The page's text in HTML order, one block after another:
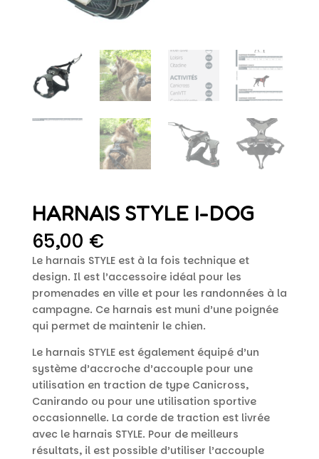
HARNAIS STYLE I-DOG
65,00 €
Le harnais STYLE est à la fois technique et
design. Il est l’accessoire idéal pour les
promenades en ville et pour les randonnées à la
campagne. Ce harnais est muni d’une poignée
qui permet de maintenir le chien.
Le harnais STYLE est également équipé d’un
système d’accroche d’accouple pour une
utilisation en traction de type Canicross,
Canirando ou pour une utilisation sportive
occasionnelle. La corde de traction est livrée
avec le harnais STYLE. Pour de meilleurs
résultats, il est possible d’utiliser l’accouple